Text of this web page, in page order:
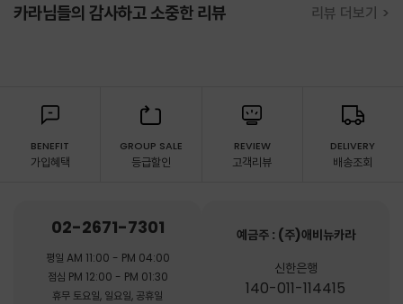
카라님들의 감사하고 소중한 리뷰 리뷰 더보기 >
BENEFIT
가입혜택
GROUP SALE
등급할인
REVIEW
고객리뷰
DELIVERY
배송조회
02-2671-7301
평일 AM 11:00 - PM 04:00
점심 PM 12:00 - PM 01:30
휴무 토요일, 일요일, 공휴일
예금주 : (주)애비뉴카라
신한은행
140-011-114415